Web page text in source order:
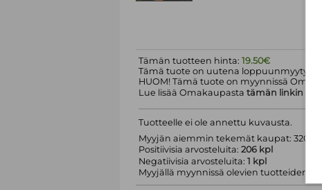
Tämän tuotteen hinta: 19.50€
Tämä tuote on uutena loppuunmyyty.
HUOM! Tämä tuote on myynnissä
Lue lisää Omakaupasta tämän linkin
Tuotteelle ei ole annettu kuvausta.
Myyjän aiemmin tekemät kaupat: 320 kpl
Positiivisia arvosteluita: 206 kpl
Negatiivisia arvosteluita: 1 kpl
Myyjällä myynnissä olevien tuotteiden